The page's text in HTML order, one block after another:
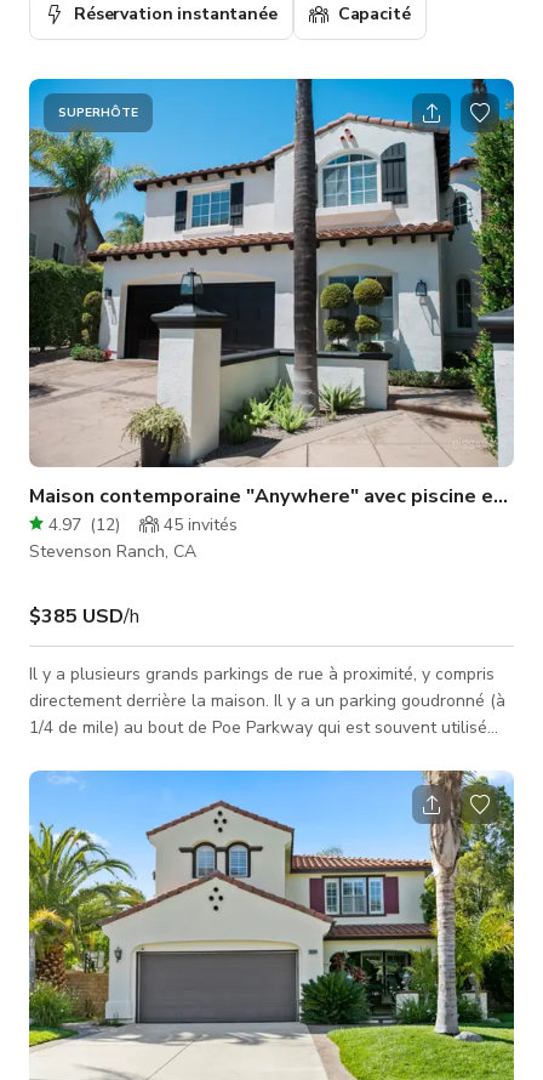
Réservation instantanée Capacité
SUPERHÔTE
Maison contemporaine "Anywhere" avec piscine et
4.97 (12) 45 invités
Stevenson Ranch, CA
$385 USD/h
Il y a plusieurs grands parkings de rue à proximité, y compris
directement derrière la maison. Il y a un parking goudronné (à
1/4 de mile) au bout de Poe Parkway qui est souvent utilisé
plus, le parc du comté de LA dans notre quartier loue aussi
des places de parking (à 1/2 mile). Les productions
précédentes ont utilisé ces parkings avec des navettes (2-3
minutes en voiture). Contact pour le parking Poe : Jeff
Stevenson 661.75